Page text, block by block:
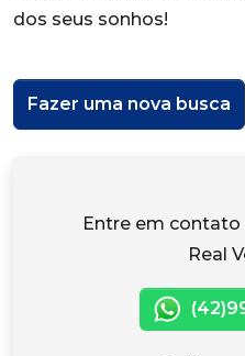
dos seus sonhos!
Fazer uma nova busca
Entre em
Real